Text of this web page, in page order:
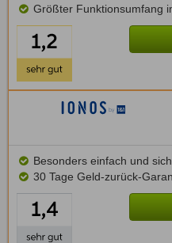
Größter Funktionsumfang
Besonders einfach und
30 Tage Geld-zurück-